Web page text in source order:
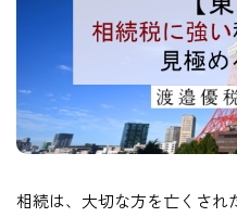
相続は、大切な方を亡くされ